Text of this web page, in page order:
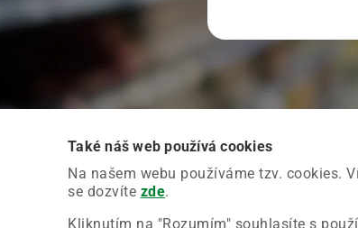
Také náš web používá cookies
Na našem webu používáme tzv. cookies.
se dozvíte zde.
Kliknutím na "Rozumím" souhlasíte s